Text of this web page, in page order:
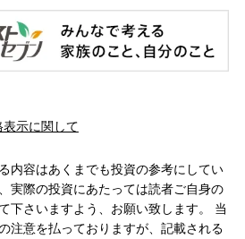
表示に関して
内容はあくまでも投資の参考にしてい
実際の投資にあたっては読者ご自身の
下さいますよう、お願い致します。 当
注意を払っておりますが、記載される